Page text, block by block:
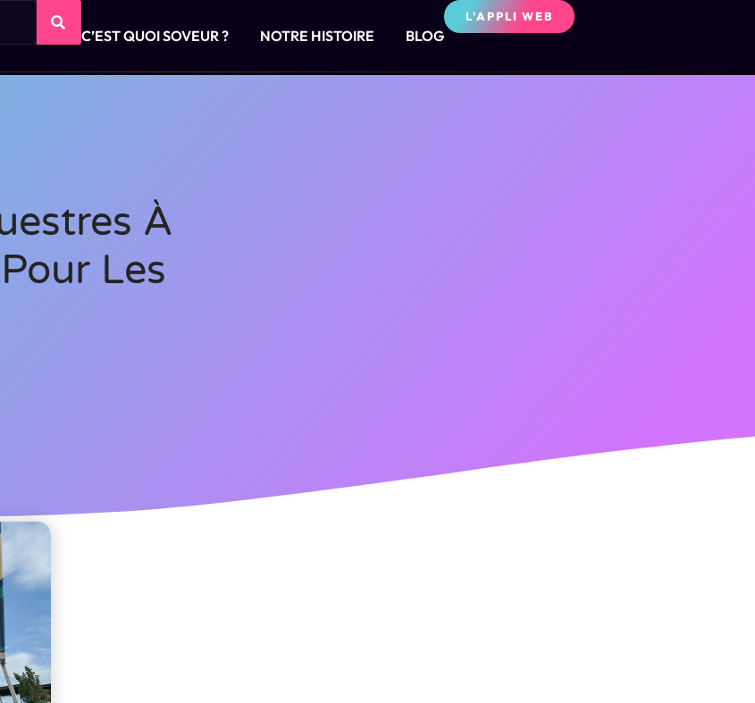
C’EST QUOI SOVEUR ? NOTRE HISTOIRE BLOG
L'APPLI WEB
À
Les